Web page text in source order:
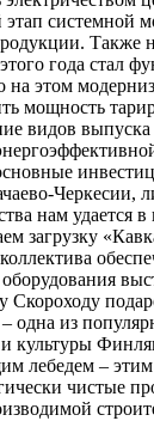
этап
Также
года стал
этом
мощность
видов
нам удается
загрузку
Скороходу
одна из
культуры
лебедем –
чистые